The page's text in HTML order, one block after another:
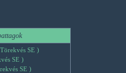
SE )
SE )
SE )